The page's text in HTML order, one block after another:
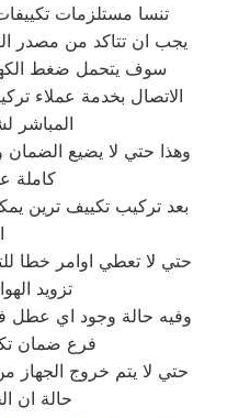
تنسا مستلزمات
يجب ان تتاكد من مصدر
سوف يتحمل ضغط
الاتصال بخدمة عملاء
المباشر
كاملة
بعد تركيب تكييف ترين
حتي لا تعطي اوامر خطا
تزويد
وفيه حالة وجود اي عطل
فرع ضمان
حتي لا يتم خروج الجهاز
حالة ان